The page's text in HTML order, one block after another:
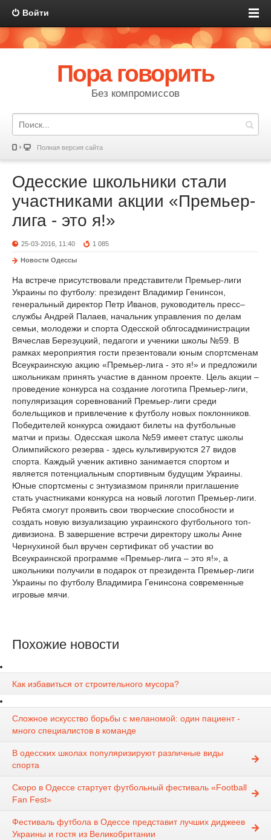
Войти
Пора говорить
Без компромиссов
Полная версия сайта
Одесские школьники стали
участниками акции «Премьер-
лига - это я!»
25-03-2016, 11:40 1 085
Новости Одессы
На встрече присутствовали представители Премьер-лиги
Украины по футболу: президент Владимир Генинсон,
генеральный директор Петр Иванов, руководитель пресс–
службы Андрей Палаев, начальник управления по делам
семьи, молодежи и спорта Одесской облгосадминистрации
Вячеслав Березуцкий, педагоги и ученики школы №59. В
рамках мероприятия гости презентовали юным спортсменам
Всеукраинскую акцию «Премьер-лига - это я!» и предложили
школьникам принять участие в данном проекте. Цель акции –
проведение конкурса на создание логотипа Премьер-лиги,
популяризация соревнований Премьер-лиги среди
болельщиков и привлечение к футболу новых поклонников.
Победителей конкурса ожидают билеты на футбольные
матчи и призы. Одесская школа №59 имеет статус школы
Олимпийского резерва - здесь культивируются 27 видов
спорта. Каждый ученик активно занимается спортом и
является потенциальным спортивным будущим Украины.
Юные спортсмены с энтузиазмом приняли приглашение
стать участниками конкурса на новый логотип Премьер-лиги.
Ребята смогут проявить свои творческие способности и
создать новую визуализацию украинского футбольного топ-
дивизиона. В завершение встречи директору школы Анне
Чернухиной был вручен сертификат об участии во
Всеукраинской программе «Премьер-лига – это я!», а
школьники получили в подарок от президента Премьер-лиги
Украины по футболу Владимира Генинсона современные
игровые мячи.
Похожие новости
Как избавиться от строительного мусора?
Сложное искусство борьбы с меланомой: один пациент -
много специалистов в команде
В одесских школах популяризируют различные виды
спорта
Скоро в Одессе стартует футбольный фестиваль «Football
Fan Fest»
Фестиваль футбола в Одессе представит лучших диджеев
Украины и гостя из Великобритании